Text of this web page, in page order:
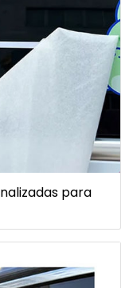
para